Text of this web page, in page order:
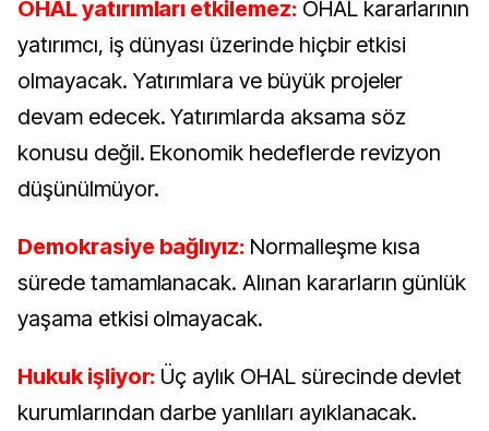
OHAL yatırımları etkilemez: OHAL kararlarının
yatırımcı, iş dünyası üzerinde hiçbir etkisi
olmayacak. Yatırımlara ve büyük projeler
devam edecek. Yatırımlarda aksama söz
konusu değil. Ekonomik hedeflerde revizyon
düşünülmüyor.
Demokrasiye bağlıyız: Normalleşme kısa
sürede tamamlanacak. Alınan kararların günlük
yaşama etkisi olmayacak.
Hukuk işliyor: Üç aylık OHAL sürecinde devlet
kurumlarından darbe yanlıları ayıklanacak.